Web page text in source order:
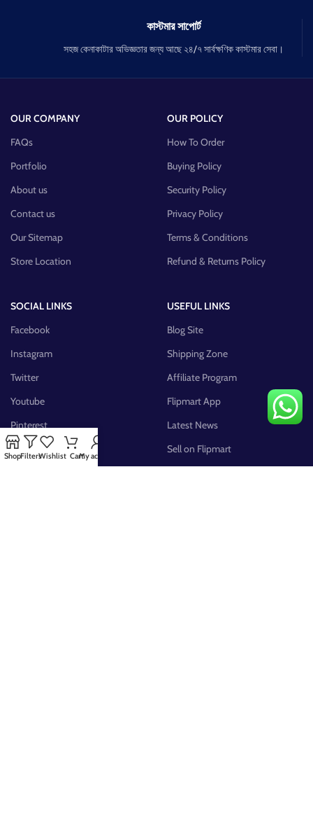
কাস্টমার সাপোর্ট
সহজ কেনাকাটার অভিজ্ঞতার জন্য আছে ২৪/৭ সার্বক্ষণিক কাস্টমার সেবা।
OUR COMPANY
FAQs
Portfolio
About us
Contact us
Our Sitemap
Store Location
OUR POLICY
How To Order
Buying Policy
Security Policy
Privacy Policy
Terms & Conditions
Refund & Returns Policy
SOCIAL LINKS
Facebook
Instagram
Twitter
Youtube
Pinterest
FB Group
USEFUL LINKS
Blog Site
Shipping Zone
Affiliate Program
Flipmart App
Latest News
Sell on Flipmart
ShopFiltersWishlist CartMy account